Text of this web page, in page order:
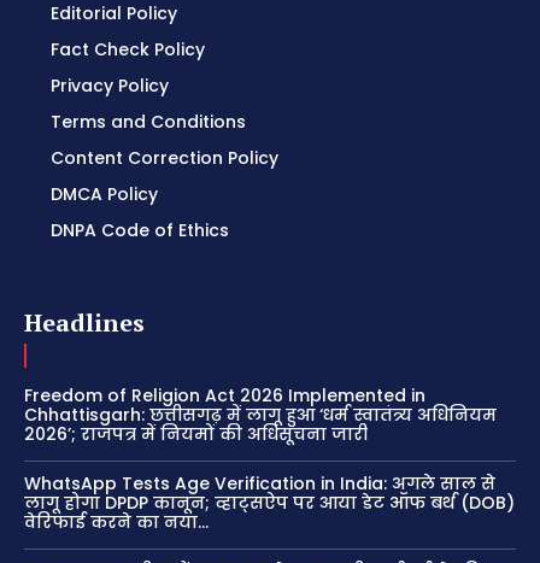
Editorial Policy
Fact Check Policy
Privacy Policy
Terms and Conditions
Content Correction Policy
DMCA Policy
DNPA Code of Ethics
Headlines
Freedom of Religion Act 2026 Implemented in
Chhattisgarh: छत्तीसगढ़ में लागू हुआ ‘धर्म स्वातंत्र्य अधिनियम
2026’; राजपत्र में नियमों की अधिसूचना जारी
WhatsApp Tests Age Verification in India: अगले साल से
लागू होगा DPDP कानून; व्हाट्सऐप पर आया डेट ऑफ बर्थ (DOB)
वेरिफाई करने का नया...